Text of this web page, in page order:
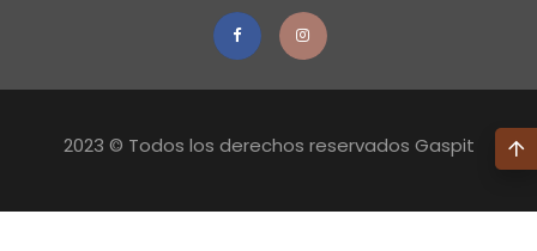
2023 © Todos los derechos reservados Gaspit